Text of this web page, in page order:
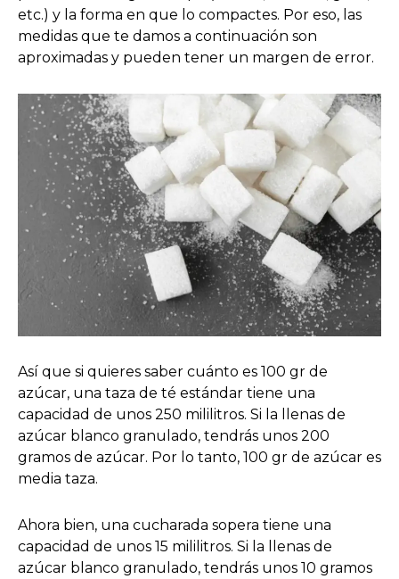
etc.) y la forma en que lo compactes. Por eso, las
medidas que te damos a continuación son
aproximadas y pueden tener un margen de error.
Así que si quieres saber cuánto es 100 gr de
azúcar, una taza de té estándar tiene una
capacidad de unos 250 mililitros. Si la llenas de
azúcar blanco granulado, tendrás unos 200
gramos de azúcar. Por lo tanto, 100 gr de azúcar es
media taza.
Ahora bien, una cucharada sopera tiene una
capacidad de unos 15 mililitros. Si la llenas de
azúcar blanco granulado, tendrás unos 10 gramos